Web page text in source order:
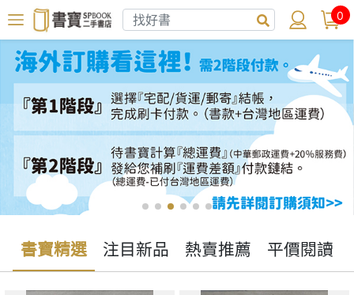
0
書寶精選 注目新品 熱賣推薦 平價閱讀